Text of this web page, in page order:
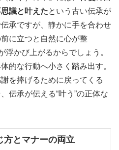
議と叶えたという古い伝承が
承ですが、静かに手を合わせ
に立つと自然に心が整
浮かび上がるからでしょう。
的な行動へ小さく踏み出す。
を捧げるために戻ってくる
伝承が伝える“叶う”の正体な
方とマナーの両立